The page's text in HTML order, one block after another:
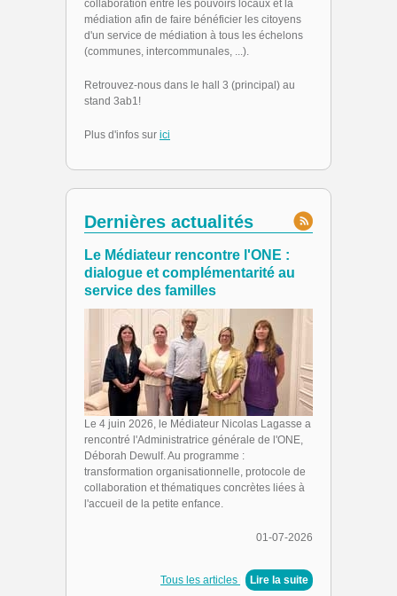
collaboration entre les pouvoirs locaux et la
médiation afin de faire bénéficier les citoyens
d'un service de médiation à tous les échelons
(communes, intercommunales, ...).
Retrouvez-nous dans le hall 3 (principal) au
stand 3ab1!
Plus d'infos sur ici
Dernières actualités
Le Médiateur rencontre l'ONE :
dialogue et complémentarité au
service des familles
Le 4 juin 2026, le Médiateur Nicolas Lagasse a
rencontré l'Administratrice générale de l'ONE,
Déborah Dewulf. Au programme :
transformation organisationnelle, protocole de
collaboration et thématiques concrètes liées à
l'accueil de la petite enfance.
01-07-2026
Tous les articles Lire la suite